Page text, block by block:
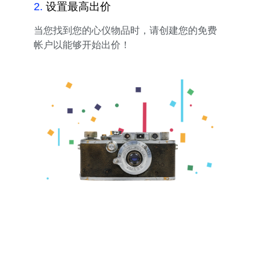
2. 设置最高出价
当您找到您的心仪物品时，请创建您的免费
帐户以能够开始出价！